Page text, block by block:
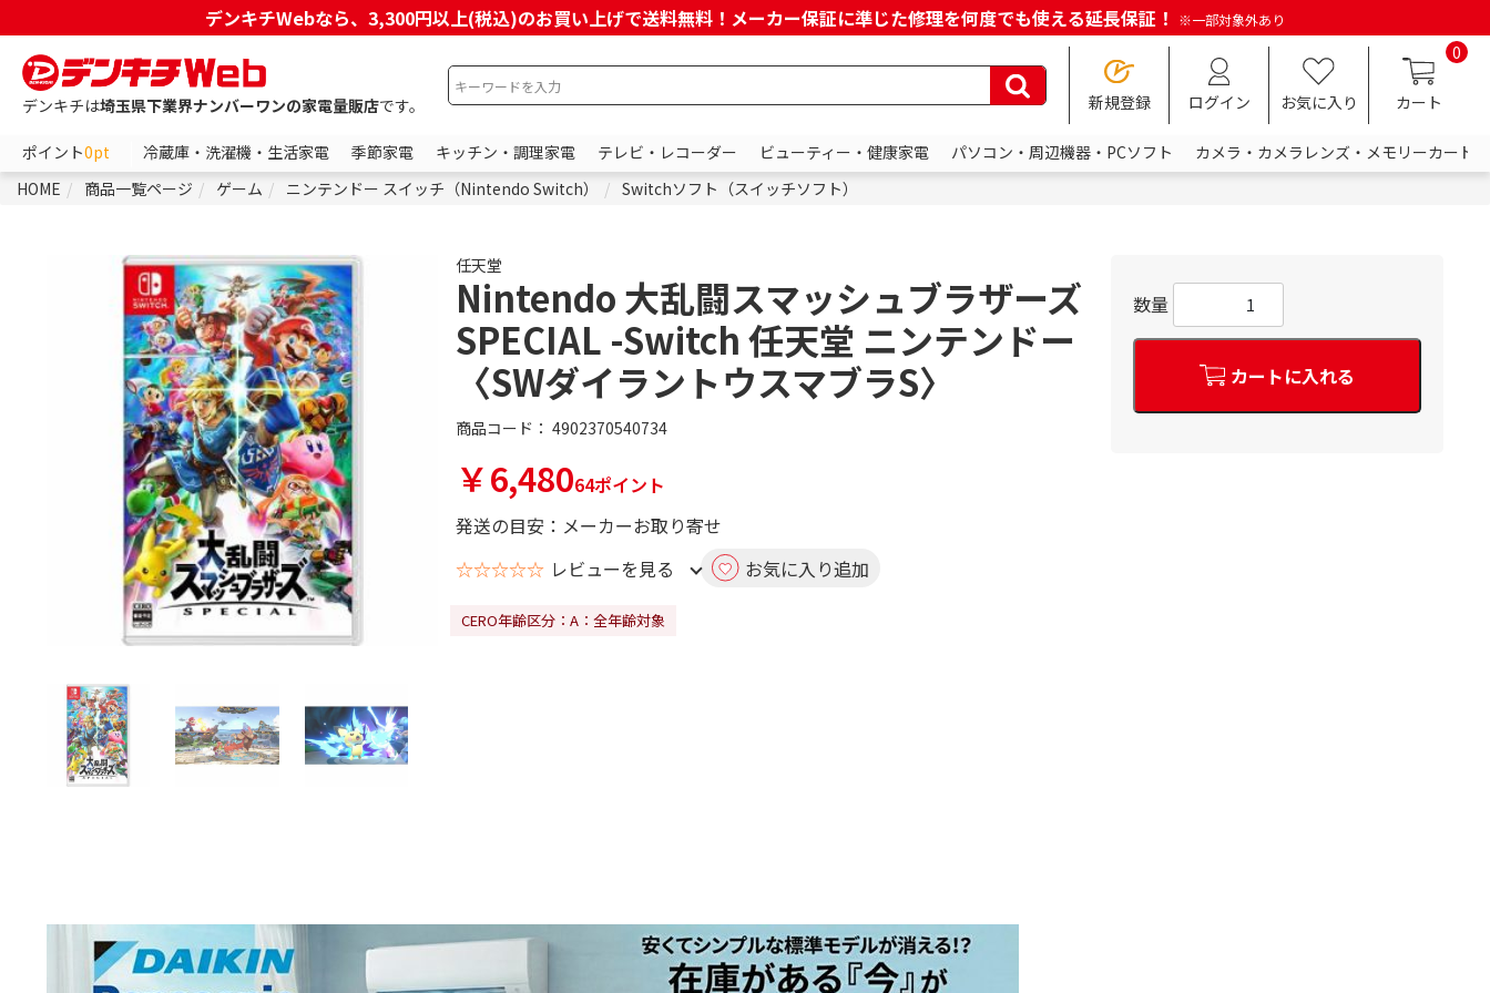
デンキチWebなら、3,300円以上(税込)のお買い上げで送料無料！メーカー保証に準じた修理を何度でも使える延長保証！ ※一部対象外あり
デンキチは埼玉県下業界ナンバーワンの家電量販店です。 新規登録 ログイン お気に入り
0
カート
ポイント0pt 冷蔵庫・洗濯機・生活家電 季節家電 キッチン・調理家電 テレビ・レコーダー ビューティー・健康家電 パソコン・周辺機器・PCソフト
カメラ・カメラレンズ・メモリーカード
HOME
商品一覧ページ ゲーム ニンテンドー スイッチ（Nintendo Switch） Switchソフト（スイッチソフト）
任天堂
Nintendo 大乱闘スマッシュブラザーズ
SPECIAL -Switch 任天堂 ニンテンドー
〈SWダイラントウスマブラS〉
商品コード： 4902370540734
￥6,48064ポイント
発送の目安：メーカーお取り寄せ
☆☆☆☆☆ レビューを見る お気に入り追加
CERO年齢区分：A：全年齢対象
数量
カートに入れる